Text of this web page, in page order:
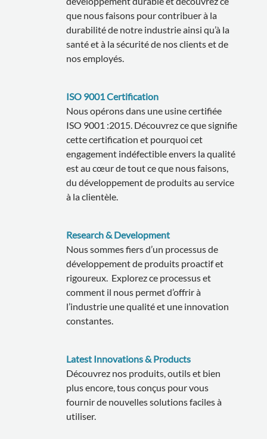
que nous faisons pour contribuer à la
durabilité de notre industrie ainsi qu’à la
santé et à la sécurité de nos clients et de
nos employés.
ISO 9001 Certification
Nous opérons dans une usine certifiée
ISO 9001 :2015. Découvrez ce que signifie
cette certification et pourquoi cet
engagement indéfectible envers la qualité
est au cœur de tout ce que nous faisons,
du développement de produits au service
à la clientèle.
Research & Development
Nous sommes fiers d’un processus de
développement de produits proactif et
rigoureux. Explorez ce processus et
comment il nous permet d’offrir à
l’industrie une qualité et une innovation
constantes.
Latest Innovations & Products
Découvrez nos produits, outils et bien
plus encore, tous conçus pour vous
fournir de nouvelles solutions faciles à
utiliser.